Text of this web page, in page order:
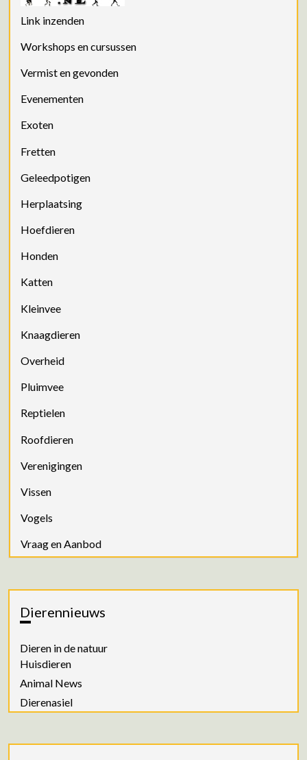
Link inzenden
Workshops en cursussen
Vermist en gevonden
Evenementen
Exoten
Fretten
Geleedpotigen
Herplaatsing
Hoefdieren
Honden
Katten
Kleinvee
Knaagdieren
Overheid
Pluimvee
Reptielen
Roofdieren
Verenigingen
Vissen
Vogels
Vraag en Aanbod
Dierennieuws
Dieren in de natuur
Huisdieren
Animal News
Dierenasiel